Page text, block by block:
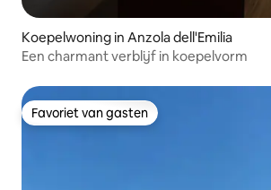
Koepelwoning in Anzola dell'Emilia
Een charmant verblijf in koepelvorm
Favoriet van gasten
Favoriet van gasten